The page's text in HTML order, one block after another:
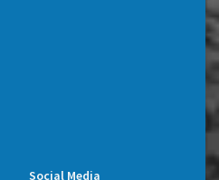
Social Media